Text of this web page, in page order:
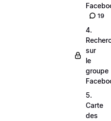
19
4.
sur
le
groupe
5.
Carte
des